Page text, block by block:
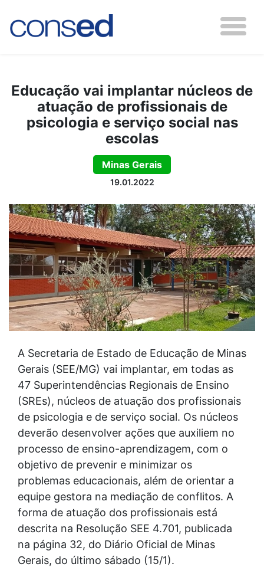
Educação vai implantar núcleos de
atuação de profissionais de
psicologia e serviço social nas
escolas
Minas Gerais
19.01.2022
A Secretaria de Estado de Educação de Minas
Gerais (SEE/MG) vai implantar, em todas as
47 Superintendências Regionais de Ensino
(SREs), núcleos de atuação dos profissionais
de psicologia e de serviço social. Os núcleos
deverão desenvolver ações que auxiliem no
processo de ensino-aprendizagem, com o
objetivo de prevenir e minimizar os
problemas educacionais, além de orientar a
equipe gestora na mediação de conflitos. A
forma de atuação dos profissionais está
descrita na Resolução SEE 4.701, publicada
na página 32, do Diário Oficial de Minas
Gerais, do último sábado (15/1).